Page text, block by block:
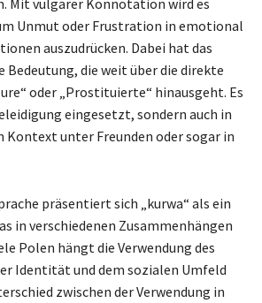
Unmut oder Frustration in emotional
auszudrücken. Dabei hat das
Bedeutung, die weit über die direkte
oder „Prostituierte“ hinausgeht. Es
eingesetzt, sondern auch in
Kontext unter Freunden oder sogar in
präsentiert sich „kurwa“ als ein
in verschiedenen Zusammenhängen
Polen hängt die Verwendung des
Identität und dem sozialen Umfeld
zwischen der Verwendung in